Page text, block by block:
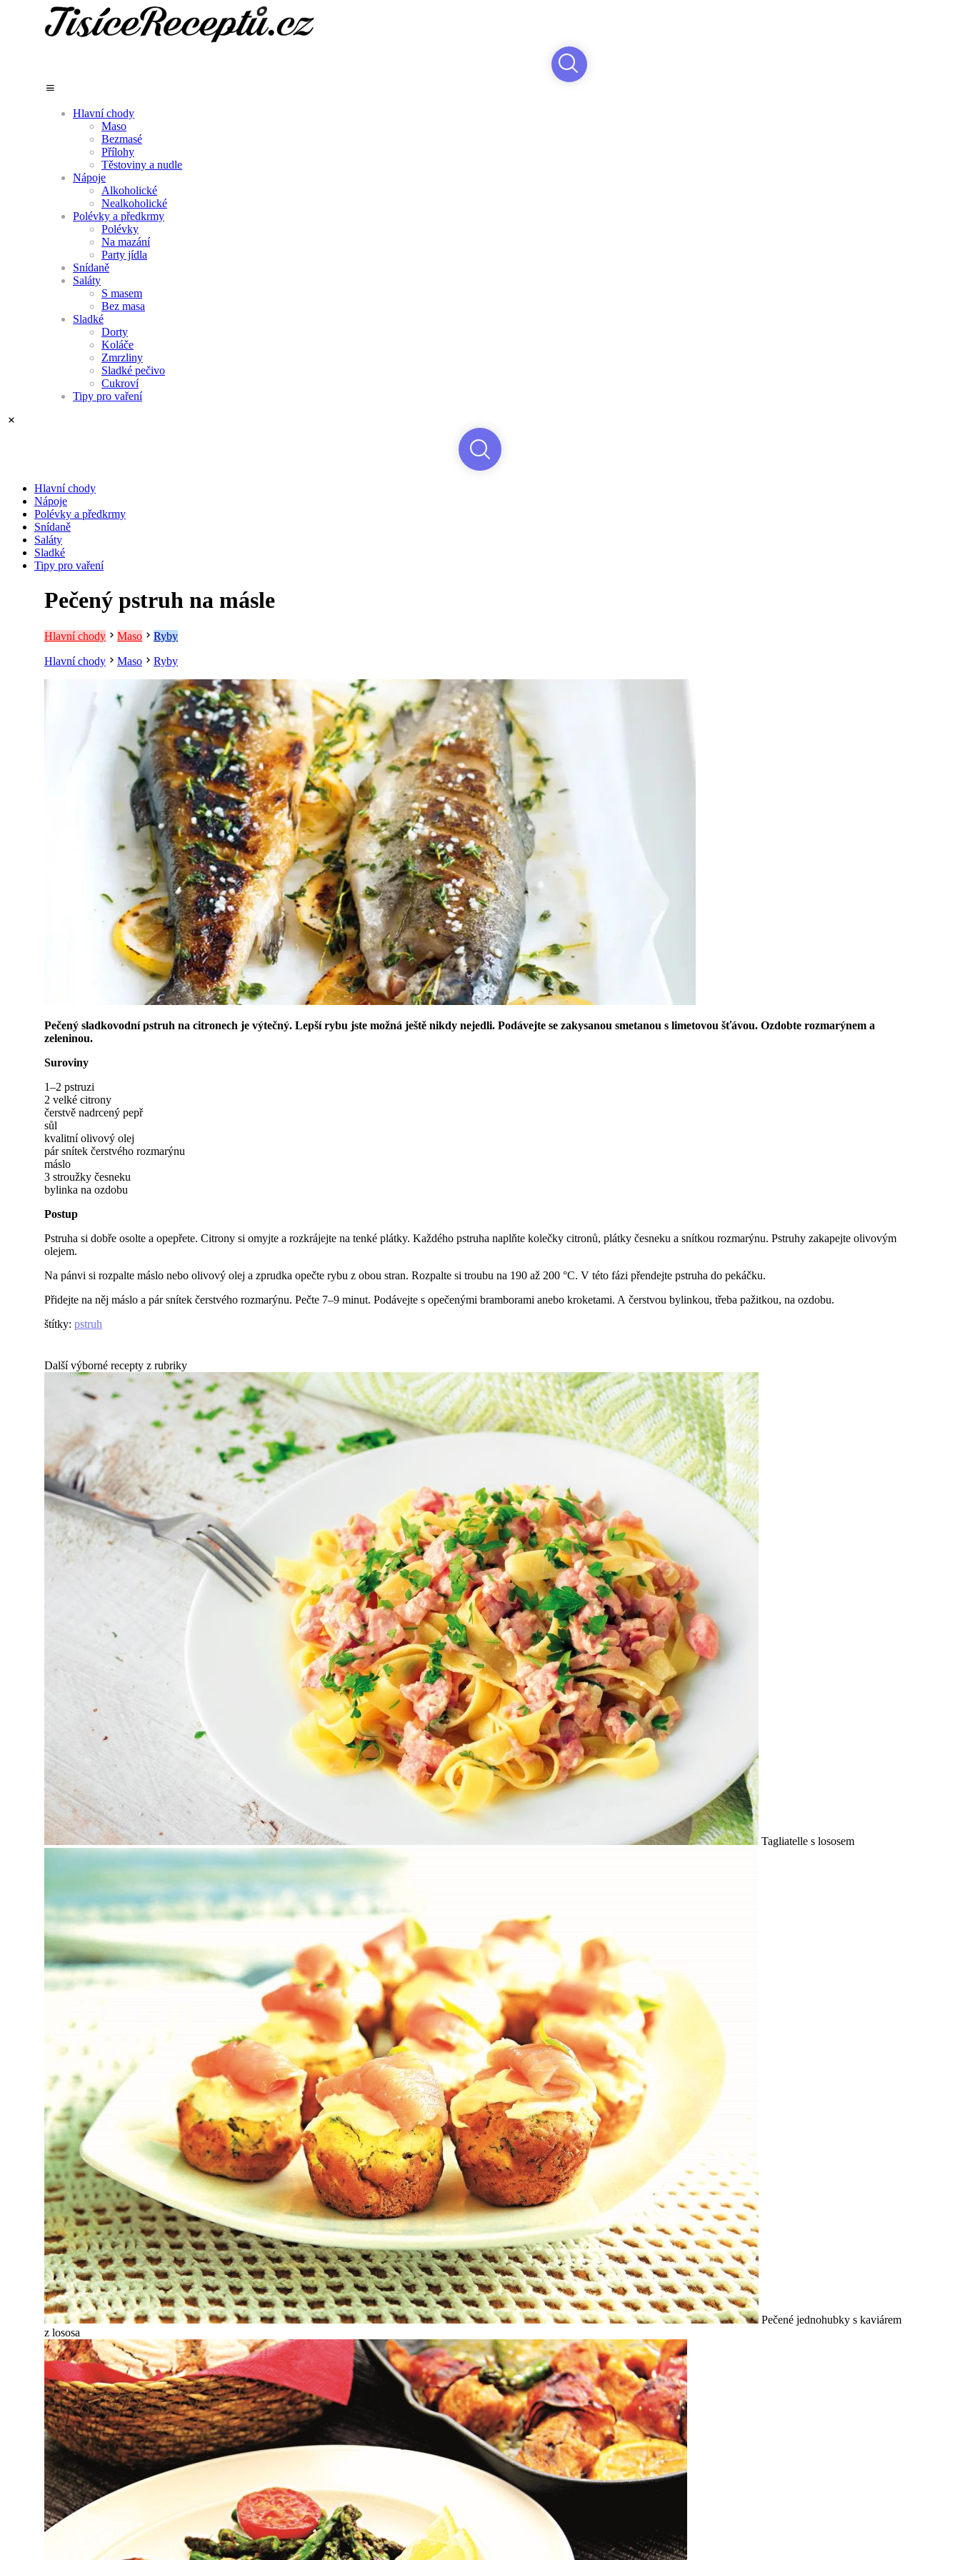
Hlavní chody
Maso
Bezmasé
Přílohy
Těstoviny a nudle
Nápoje
Alkoholické
Nealkoholické
Polévky a předkrmy
Polévky
Na mazání
Party jídla
Snídaně
Saláty
S masem
Bez masa
Sladké
Dorty
Koláče
Zmrzliny
Sladké pečivo
Cukroví
Tipy pro vaření
Hlavní chody
Nápoje
Polévky a předkrmy
Snídaně
Saláty
Sladké
Tipy pro vaření
Pečený pstruh na másle
Hlavní chody Maso Ryby
Hlavní chody Maso Ryby
Pečený sladkovodní pstruh na citronech je výtečný. Lepší rybu jste možná ještě nikdy nejedli. Podávejte se zakysanou smetanou s limetovou šťávou. Ozdobte rozmarýnem a
zeleninou.
Suroviny
1–2 pstruzi
2 velké citrony
čerstvě nadrcený pepř
sůl
kvalitní olivový olej
pár snítek čerstvého rozmarýnu
máslo
3 stroužky česneku
bylinka na ozdobu
Postup
Pstruha si dobře osolte a opepřete. Citrony si omyjte a rozkrájejte na tenké plátky. Každého pstruha naplňte kolečky citronů, plátky česneku a snítkou rozmarýnu. Pstruhy zakapejte olivovým
olejem.
Na pánvi si rozpalte máslo nebo olivový olej a zprudka opečte rybu z obou stran. Rozpalte si troubu na 190 až 200 °C. V této fázi přendejte pstruha do pekáčku.
Přidejte na něj máslo a pár snítek čerstvého rozmarýnu. Pečte 7–9 minut. Podávejte s opečenými bramborami anebo kroketami. A čerstvou bylinkou, třeba pažitkou, na ozdobu.
štítky: pstruh
Další výborné recepty z rubriky
Tagliatelle s lososem
Pečené jednohubky s kaviárem
z lososa